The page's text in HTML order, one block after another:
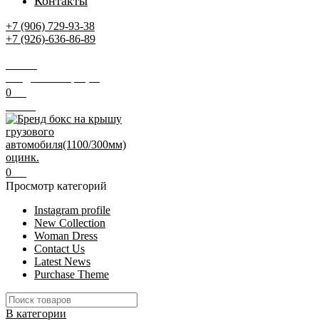
+7 (906) 729-93-38
+7 (926)-636-86-89
0
0
Просмотр категорий
Instagram profile
New Collection
Woman Dress
Contact Us
Latest News
Purchase Theme
В категории